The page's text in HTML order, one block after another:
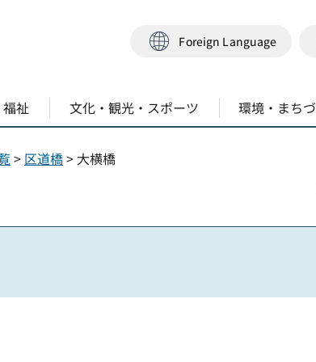
Foreign Language
祉 文化・観光・スポーツ 環境・まち
> 区道橋> 大横橋